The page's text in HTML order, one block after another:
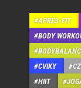
APRÉS-FIT
BODY
CVIKY
CZ
HIIT